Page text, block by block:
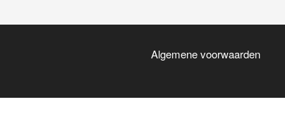
Algemene voorwaarden